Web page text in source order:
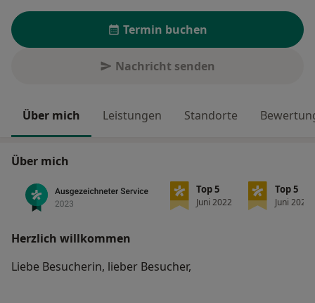
Termin buchen
Nachricht senden
Über mich Leistungen Standorte
Über mich
Top 5
Juni 2022
Top 5
Juni 2022
Herzlich willkommen
Liebe Besucherin, lieber Besucher,